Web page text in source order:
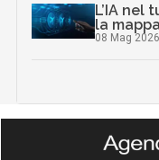
L’IA nel
la
08 Mag 2026